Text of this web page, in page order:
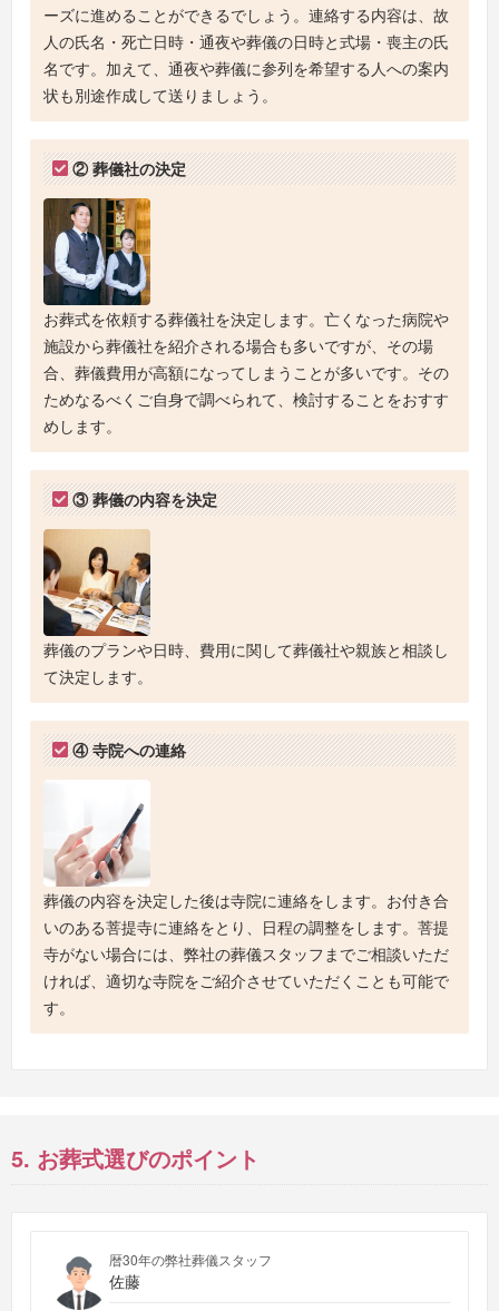
ーズに進めることができるでしょう。連絡する内容は、故
人の氏名・死亡日時・通夜や葬儀の日時と式場・喪主の氏
名です。加えて、通夜や葬儀に参列を希望する人への案内
状も別途作成して送りましょう。
② 葬儀社の決定
お葬式を依頼する葬儀社を決定します。亡くなった病院や
施設から葬儀社を紹介される場合も多いですが、その場
合、葬儀費用が高額になってしまうことが多いです。その
ためなるべくご自身で調べられて、検討することをおすす
めします。
③ 葬儀の内容を決定
葬儀のプランや日時、費用に関して葬儀社や親族と相談し
て決定します。
④ 寺院への連絡
葬儀の内容を決定した後は寺院に連絡をします。お付き合
いのある菩提寺に連絡をとり、日程の調整をします。菩提
寺がない場合には、弊社の葬儀スタッフまでご相談いただ
ければ、適切な寺院をご紹介させていただくことも可能で
す。
5. お葬式選びのポイント
暦30年の弊社葬儀スタッフ
佐藤